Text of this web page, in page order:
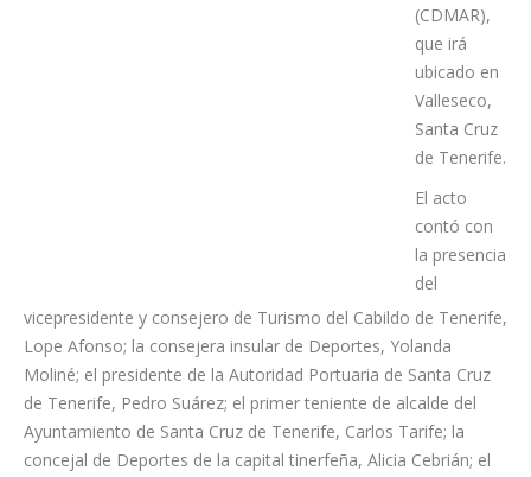
del Mar de
Tenerife
(CDMAR),
que irá
ubicado en
Valleseco,
Santa Cruz
de Tenerife.
El acto
contó con
la presencia
del
vicepresidente y consejero de Turismo del Cabildo de Tenerife,
Lope Afonso; la consejera insular de Deportes, Yolanda
Moliné; el presidente de la Autoridad Portuaria de Santa Cruz
de Tenerife, Pedro Suárez; el primer teniente de alcalde del